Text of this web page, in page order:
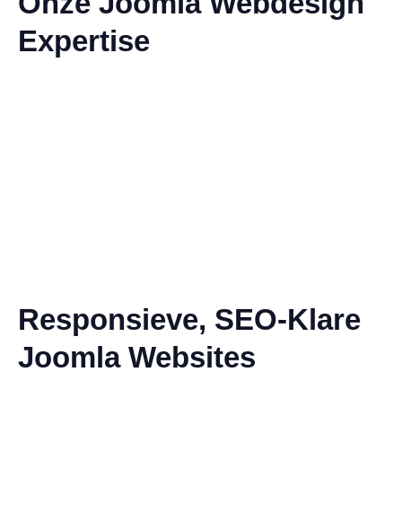
Expertise
Responsieve, SEO-Klare
Joomla Websites